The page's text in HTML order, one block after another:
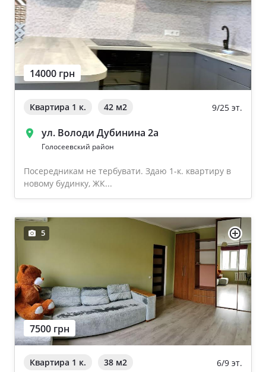
14000 грн
Квартира 1 к. 42 м2 9/25 эт.
ул. Володи Дубинина 2а
Голосеевский район
Посередникам не тербувати. Здаю 1-к. квартиру в
новому будинку, ЖК...
5
7500 грн
Квартира 1 к. 38 м2 6/9 эт.